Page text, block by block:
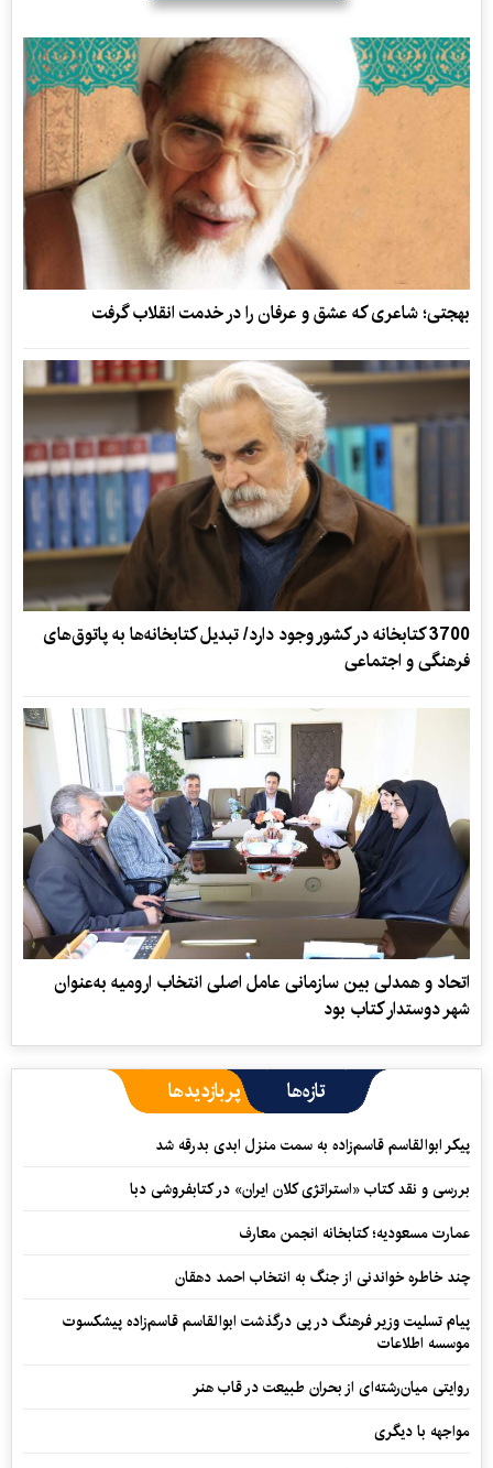
بهجتی؛ شاعری که عشق و عرفان را در خدمت انقلاب گرفت
3700 کتابخانه در کشور وجود دارد/ تبدیل کتابخانه‌ها به پاتوق‌های
فرهنگی و اجتماعی
اتحاد و همدلی بین سازمانی عامل اصلی انتخاب ارومیه به‌عنوان
شهر دوستدار کتاب بود
تازه‌ها پربازدیدها
پیکر ابوالقاسم قاسم‌زاده به سمت منزل ابدی بدرقه شد
بررسی و نقد کتاب «استراتژی کلان ایران» در کتابفروشی دبا
عمارت مسعودیه؛ کتابخانه انجمن معارف
چند خاطره خواندنی از جنگ به انتخاب احمد دهقان
پیام تسلیت وزیر فرهنگ در پی درگذشت ابوالقاسم قاسم‌زاده پیشکسوت
موسسه اطلاعات
روایتی میان‌رشته‌ای از بحران طبیعت در قاب هنر
مواجهه با دیگری